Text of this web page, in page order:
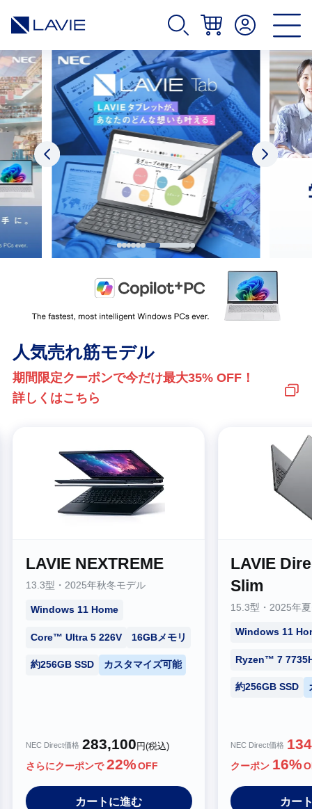
パソコン(PC)通販のNEC LAVIE公式サイト
人気売れ筋モデル
期間限定クーポンで今だけ最大35% OFF！
詳しくはこちら
LAVIE NEXTREME
13.3型・2025年秋冬モデル
Windows 11 Home
Core™ Ultra 5 226V 16GBメモリ
約256GB SSD カスタマイズ可能
NEC Direct価格 283,100 円(税込)
さらにクーポンで 22% OFF
カートに進む
LAVIE
Slim
15.3型・2025年
Windows 11
Ryzen™ 7
約256GB SSD
NEC Direct価格
クーポン 16%
カー